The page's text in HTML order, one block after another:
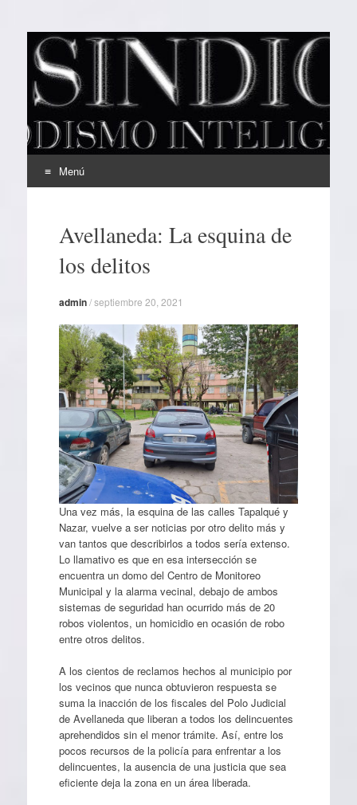
EL SINDICAL
Periodismo Inteligente
Menú
contenidoAvellaneda: La esquina de
los delitos
admin/septiembre 20, 2021
Una vez más, la esquina de las calles Tapalqué y
Nazar, vuelve a ser noticias por otro delito más y
van tantos que describirlos a todos sería extenso.
Lo llamativo es que en esa intersección se
encuentra un domo del Centro de Monitoreo
Municipal y la alarma vecinal, debajo de ambos
sistemas de seguridad han ocurrido más de 20
robos violentos, un homicidio en ocasión de robo
entre otros delitos.
A los cientos de reclamos hechos al municipio por
los vecinos que nunca obtuvieron respuesta se
suma la inacción de los fiscales del Polo Judicial
de Avellaneda que liberan a todos los delincuentes
aprehendidos sin el menor trámite. Así, entre los
pocos recursos de la policía para enfrentar a los
delincuentes, la ausencia de una justicia que sea
eficiente deja la zona en un área liberada.